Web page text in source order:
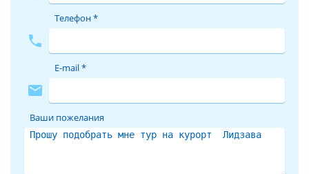
phone
Телефон *
mail
E-mail *
Ваши пожелания